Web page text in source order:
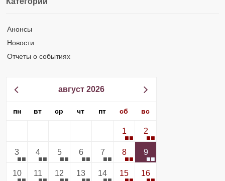
Анонсы
Новости
Отчеты о событиях
август 2026
пн вт ср чт пт сб вс
1 2
3 4 5 6 7 8 9
10 11 12 13 14 15 16